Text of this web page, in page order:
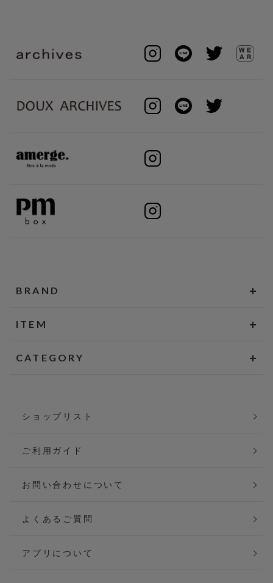
BRAND
ITEM
CATEGORY
ショップリスト
ご利用ガイド
お問い合わせについて
よくあるご質問
アプリについて